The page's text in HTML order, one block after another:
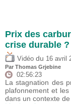
Prix des
crise durable ?
Vidéo du 16 avril
Par Thomas Grjebine
02:56:23
La stagnation des
plafonnement et les
dans un contexte